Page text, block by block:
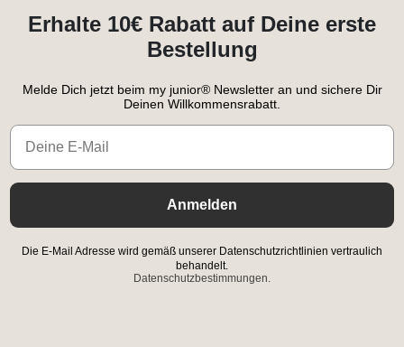
Erhalte 10€ Rabatt auf Deine erste
Bestellung
Melde Dich jetzt beim my junior® Newsletter an und sichere Dir
Deinen Willkommensrabatt.
Email
Anmelden
Die E-Mail Adresse wird gemäß unserer Datenschutzrichtlinien vertraulich
behandelt.
Datenschutzbestimmungen.